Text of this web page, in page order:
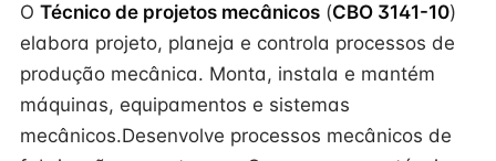
O Técnico de projetos mecânicos (CBO 3141-10)
elabora projeto, planeja e controla processos de
produção mecânica. Monta, instala e mantém
máquinas, equipamentos e sistemas
mecânicos.Desenvolve processos mecânicos de